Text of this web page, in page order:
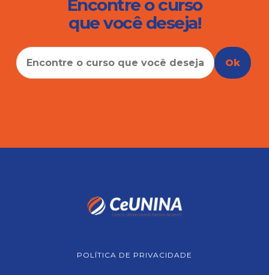
Encontre o curso
que você deseja!
Ok
POLÍTICA DE PRIVACIDADE